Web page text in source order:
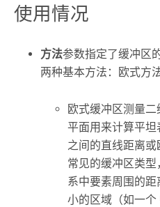
使用情况
方法参数指定了缓冲区
两种基本方法：欧式方
欧式缓冲区测量
平面用来计算平
之间的直线距离
常见的缓冲区类
系中要素周围的
小的区域（如一个